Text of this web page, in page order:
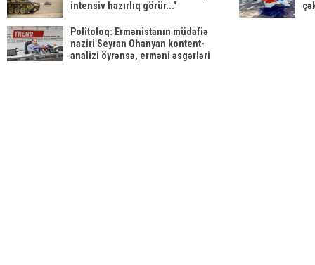
intensiv hazırlıq görür..."
Politoloq: Ermənistanın müdafiə
naziri Seyran Ohanyan kontent-
analizi öyrənsə, erməni əsgərləri